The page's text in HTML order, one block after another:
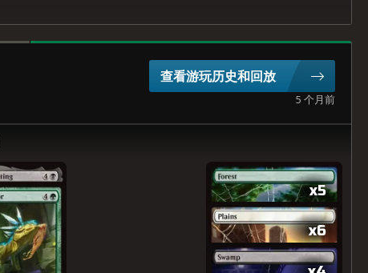
查看游玩历史和回放
5 个月前
x5
x6